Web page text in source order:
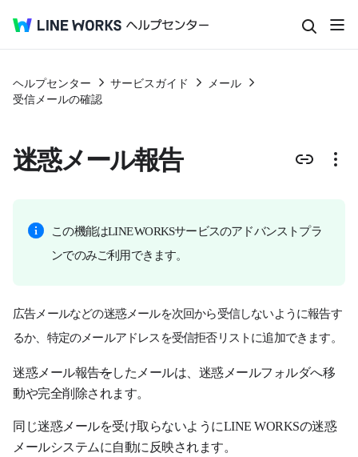
ヘルプセンター サービスガイド
メール
受信メールの確認
迷惑メール報告
この機能はLINE WORKSサービスのアドバンストプラ
ンでのみご利用できます。
広告メールなどの迷惑メールを次回から受信しないように報告す
るか、特定のメールアドレスを受信拒否リストに追加できます。
迷惑メール報告をしたメールは、迷惑メールフォルダへ移
動や完全削除されます。
同じ迷惑メールを受け取らないようにLINE WORKSの迷惑
メールシステムに自動に反映されます。